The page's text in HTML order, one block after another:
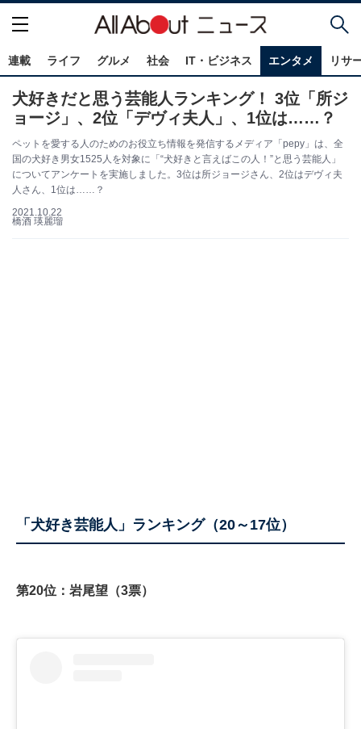
連載 ライフ グルメ 社会 IT・ビジネス エンタメ リサ
犬好きだと思う芸能人ランキング！ 3位「所ジ
ョージ」、2位「デヴィ夫人」、1位は……？
ペットを愛する人のためのお役立ち情報を発信するメディア「pepy」は、全
国の犬好き男女1525人を対象に「“犬好きと言えばこの人！”と思う芸能人」
についてアンケートを実施しました。3位は所ジョージさん、2位はデヴィ夫
人さん、1位は……？
2021.10.22
橋酒 瑛麗瑠
「犬好き芸能人」ランキング（20～17位）
第20位：岩尾望（3票）